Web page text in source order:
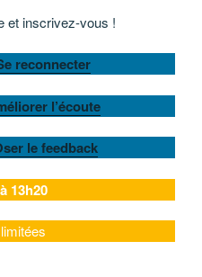
et inscrivez-vous !
reconnecter
l’écoute
le feedback
13h20